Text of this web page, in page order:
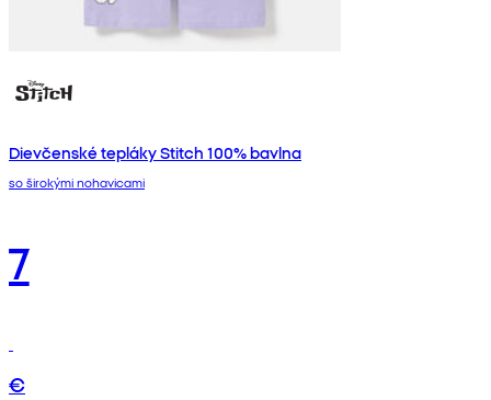
Dievčenské tepláky Stitch 100% bavlna
so širokými nohavicami
7
€